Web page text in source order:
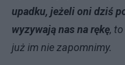
upadku, jeżeli oni dziś
wyzywają nas na rękę,
już im nie zapomnimy.